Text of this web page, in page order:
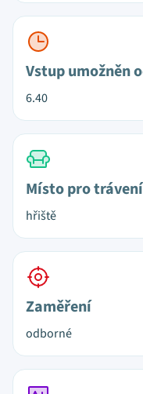
Vstup umožněn
6.40
Místo pro
hřiště
Zaměření
odborné